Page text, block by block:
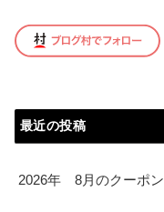
最近の投稿
2026年 8月のクーポン